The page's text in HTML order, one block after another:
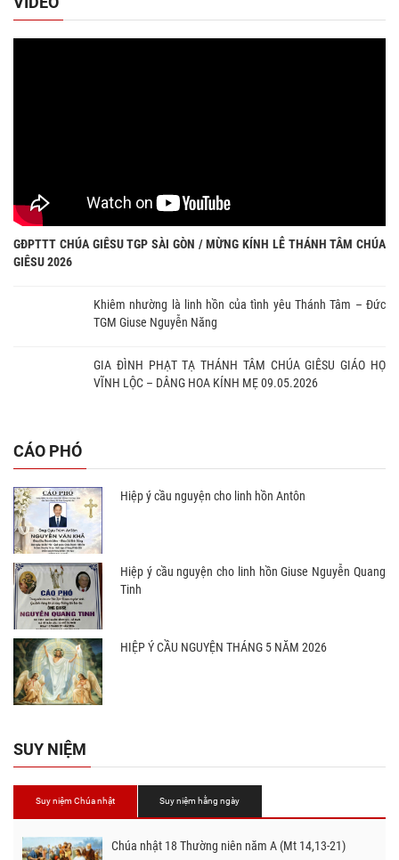
GĐPTTT CHÚA GIÊSU TGP SÀI GÒN / MỪNG KÍNH LỄ THÁNH TÂM CHÚA
GIÊSU 2026
Khiêm nhường là linh hồn của tình yêu Thánh Tâm – Đức
TGM Giuse Nguyễn Năng
GIA ĐÌNH PHẠT TẠ THÁNH TÂM CHÚA GIÊSU GIÁO HỌ
VĨNH LỘC – DÂNG HOA KÍNH MẸ 09.05.2026
CÁO PHÓ
Hiệp ý cầu nguyện cho linh hồn Antôn
Hiệp ý cầu nguyện cho linh hồn Giuse Nguyễn Quang
Tinh
HIỆP Ý CẦU NGUYỆN THÁNG 5 NĂM 2026
SUY NIỆM
Suy niệm Chúa nhật Suy niệm hằng ngày
Chúa nhật 18 Thường niên năm A (Mt 14,13-21)